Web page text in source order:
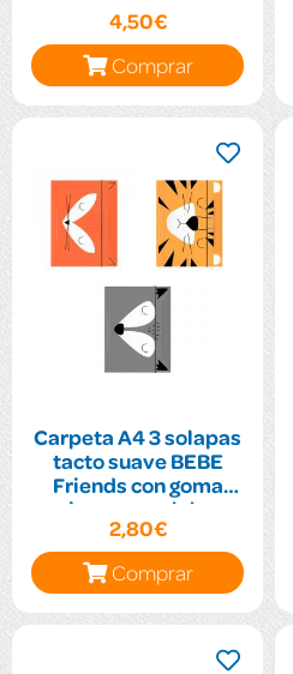
4,50€
Comprar
Carpeta A4 3 solapas
tacto suave BEBE
Friends con goma
tigre, zorro, lobo
surtidos
2,80€
Comprar